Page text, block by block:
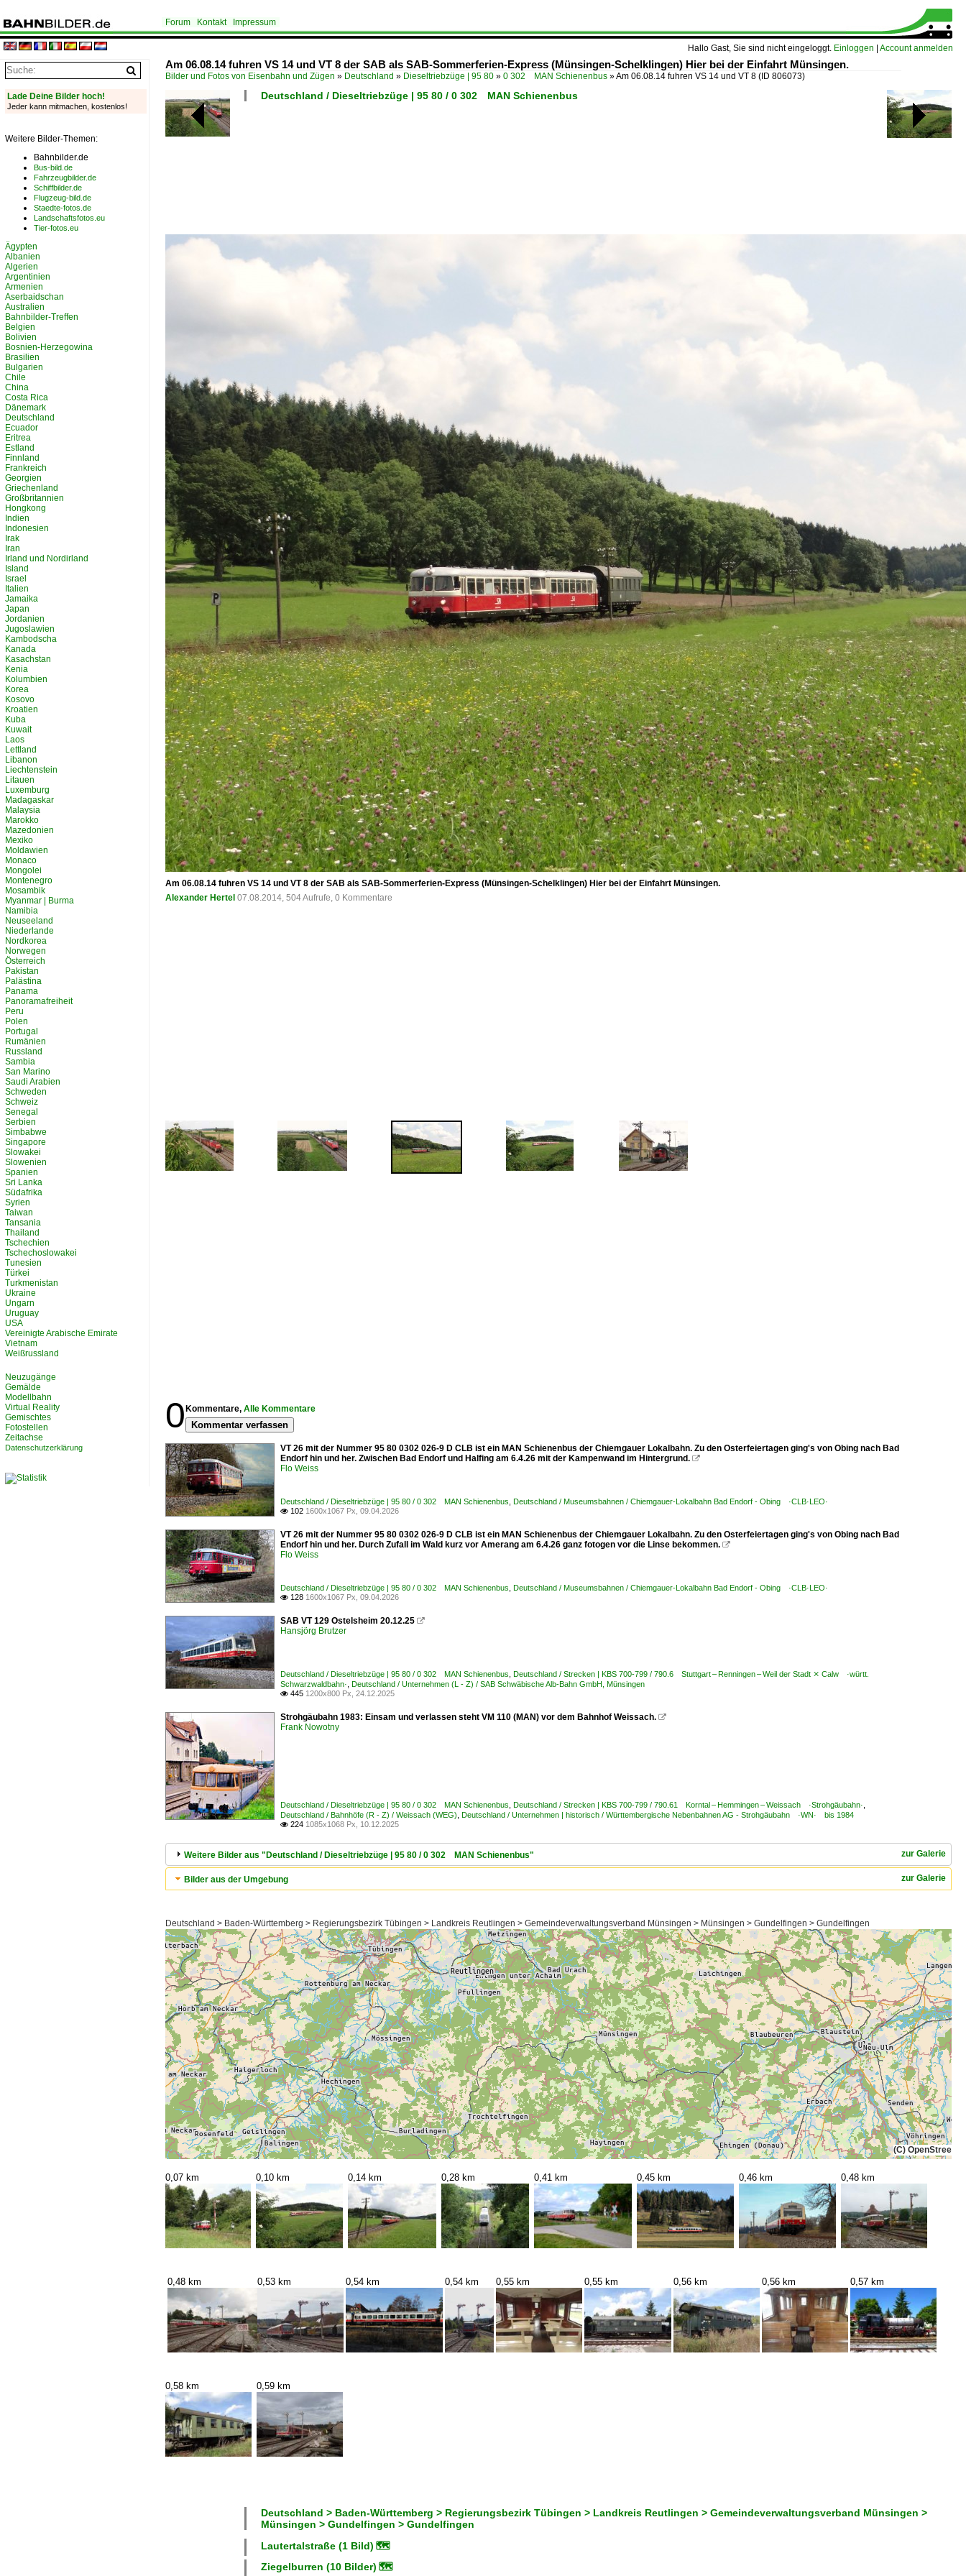
Hallo Gast, Sie sind nicht eingeloggt. Einloggen Account anmelden
Forum Kontakt Impressum
Am 06.08.14 fuhren VS 14 und VT 8 der SAB als SAB-Sommerferien-Express (Münsingen-Schelklingen) Hier bei der Einfahrt Münsingen.
Bilder und Fotos von Eisenbahn und Zügen » Deutschland » Dieseltriebzüge | 95 80 » 0 302 MAN Schienenbus »Am 06.08.14 fuhren VS 14 und VT 8 (ID 806073)
Deutschland / Dieseltriebzüge | 95 80 / 0 302 MAN Schienenbus
Am 06.08.14 fuhren VS 14 und VT 8 der SAB als SAB-Sommerferien-Express (Münsingen-Schelklingen) Hier bei der Einfahrt Münsingen.
Alexander Hertel 07.08.2014, 504 Aufrufe, 0 Kommentare
0 Kommentare, Alle Kommentare
Kommentar verfassen
VT 26 mit der Nummer 95 80 0302 026-9 D CLB ist ein MAN Schienenbus der Chiemgauer Lokalbahn. Zu den Osterfeiertagen ging's von Obing nach Bad
Endorf hin und her. Zwischen Bad Endorf und Halfing am 6.4.26 mit der Kampenwand im Hintergrund. 
Flo Weiss
Deutschland / Dieseltriebzüge | 95 80 / 0 302 MAN Schienenbus Deutschland / Museumsbahnen / Chiemgauer-Lokalbahn Bad Endorf - Obing ·CLB·LEO·
 102 1600x1067 Px, 09.04.2026
VT 26 mit der Nummer 95 80 0302 026-9 D CLB ist ein MAN Schienenbus der Chiemgauer Lokalbahn. Zu den Osterfeiertagen ging's von Obing nach Bad
Endorf hin und her. Durch Zufall im Wald kurz vor Amerang am 6.4.26 ganz fotogen vor die Linse bekommen. 
Flo Weiss
Deutschland / Dieseltriebzüge | 95 80 / 0 302 MAN Schienenbus Deutschland / Museumsbahnen / Chiemgauer-Lokalbahn Bad Endorf - Obing ·CLB·LEO·
 128 1600x1067 Px, 09.04.2026
SAB VT 129 Ostelsheim 20.12.25 
Hansjörg Brutzer
Deutschland / Dieseltriebzüge | 95 80 / 0 302 MAN Schienenbus Deutschland / Strecken | KBS 700-799 / 790.6 Stuttgart – Renningen – Weil der Stadt ⨯ Calw ·württ.
Schwarzwaldbahn· Deutschland / Unternehmen (L - Z) / SAB Schwäbische Alb-Bahn GmbH, Münsingen
 445 1200x800 Px, 24.12.2025
Strohgäubahn 1983: Einsam und verlassen steht VM 110 (MAN) vor dem Bahnhof Weissach. 
Frank Nowotny
Deutschland / Dieseltriebzüge | 95 80 / 0 302 MAN Schienenbus Deutschland / Strecken | KBS 700-799 / 790.61 Korntal – Hemmingen – Weissach ·Strohgäubahn·
Deutschland / Bahnhöfe (R - Z) / Weissach (WEG) Deutschland / Unternehmen | historisch / Württembergische Nebenbahnen AG - Strohgäubahn ·WN· bis 1984
 224 1085x1068 Px, 10.12.2025
zur Galerie
Weitere Bilder aus "Deutschland / Dieseltriebzüge | 95 80 / 0 302 MAN Schienenbus"
zur Galerie
Bilder aus der Umgebung
Deutschland > Baden-Württemberg > Regierungsbezirk Tübingen > Landkreis Reutlingen > Gemeindeverwaltungsverband Münsingen > Münsingen > Gundelfingen > Gundelfingen
(C)
0,07 km 0,10 km 0,14 km 0,28 km 0,41 km 0,45 km 0,46 km 0,48 km
0,48 km 0,53 km 0,54 km 0,54 km 0,55 km 0,55 km 0,56 km 0,56 km 0,57 km
0,58 km 0,59 km
Deutschland > Baden-Württemberg > Regierungsbezirk Tübingen > Landkreis Reutlingen > Gemeindeverwaltungsverband Münsingen >
Münsingen > Gundelfingen > Gundelfingen
Lautertalstraße (1 Bild) 🗺
Ziegelburren (10 Bilder) 🗺
Lade Deine Bilder hoch!
Jeder kann mitmachen, kostenlos!
Weitere Bilder-Themen:
Bahnbilder.de
Bus-bild.de
Fahrzeugbilder.de
Schiffbilder.de
Flugzeug-bild.de
Staedte-fotos.de
Landschaftsfotos.eu
Tier-fotos.eu
Ägypten
Albanien
Algerien
Argentinien
Armenien
Aserbaidschan
Australien
Bahnbilder-Treffen
Belgien
Bolivien
Bosnien-Herzegowina
Brasilien
Bulgarien
Chile
China
Costa Rica
Dänemark
Deutschland
Ecuador
Eritrea
Estland
Finnland
Frankreich
Georgien
Griechenland
Großbritannien
Hongkong
Indien
Indonesien
Irak
Iran
Irland und Nordirland
Island
Israel
Italien
Jamaika
Japan
Jordanien
Jugoslawien
Kambodscha
Kanada
Kasachstan
Kenia
Kolumbien
Korea
Kosovo
Kroatien
Kuba
Kuwait
Laos
Lettland
Libanon
Liechtenstein
Litauen
Luxemburg
Madagaskar
Malaysia
Marokko
Mazedonien
Mexiko
Moldawien
Monaco
Mongolei
Montenegro
Mosambik
Myanmar | Burma
Namibia
Neuseeland
Niederlande
Nordkorea
Norwegen
Österreich
Pakistan
Palästina
Panama
Panoramafreiheit
Peru
Polen
Portugal
Rumänien
Russland
Sambia
San Marino
Saudi Arabien
Schweden
Schweiz
Senegal
Serbien
Simbabwe
Singapore
Slowakei
Slowenien
Spanien
Sri Lanka
Südafrika
Syrien
Taiwan
Tansania
Thailand
Tschechien
Tschechoslowakei
Tunesien
Türkei
Turkmenistan
Ukraine
Ungarn
Uruguay
USA
Vereinigte Arabische Emirate
Vietnam
Weißrussland
Neuzugänge
Gemälde
Modellbahn
Virtual Reality
Gemischtes
Fotostellen
Zeitachse
Datenschutzerklärung